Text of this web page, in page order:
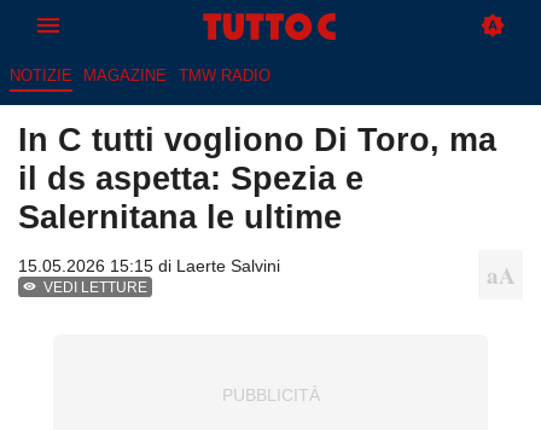
NOTIZIE MAGAZINE TMW RADIO
In C tutti vogliono Di Toro, ma
il ds aspetta: Spezia e
Salernitana le ultime
15.05.2026 15:15 di Laerte Salvini
VEDI LETTURE